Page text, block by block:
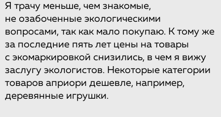
Я трачу меньше, чем знакомые,
не озабоченные экологическими
вопросами, так как мало покупаю. К тому же
за последние пять лет цены на товары
с экомаркировкой снизились, в чем я вижу
заслугу экологистов. Некоторые категории
товаров априори дешевле, например,
деревянные игрушки.